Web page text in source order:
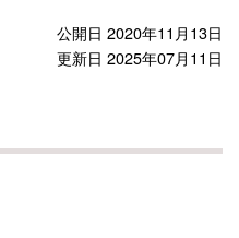
公開日 2020年11月13日
更新日 2025年07月11日